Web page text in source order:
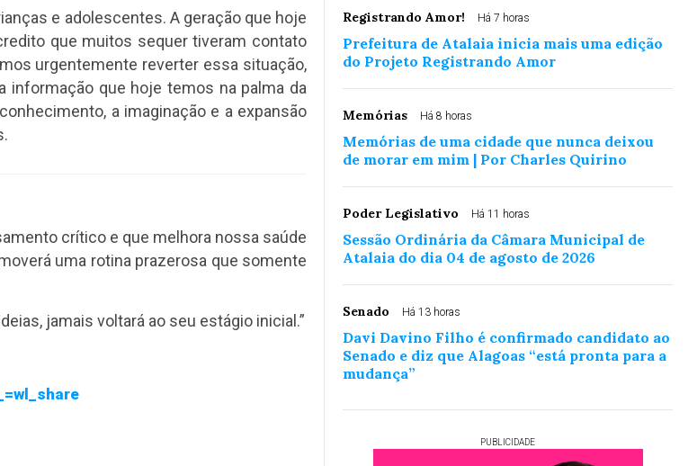
e adolescentes. A geração que hoje
que muitos sequer tiveram contato
urgentemente reverter essa situação,
informação que hoje temos na palma da
a imaginação e a expansão
crítico e que melhora nossa saúde
uma rotina prazerosa que somente
jamais voltará ao seu estágio inicial.”
Registrando Amor! Há 7 horas
Prefeitura de Atalaia inicia mais uma edição
do Projeto Registrando Amor
Memórias Há 8 horas
Memórias de uma cidade que nunca deixou
de morar em mim | Por Charles Quirino
Poder Legislativo Há 11 horas
Sessão Ordinária da Câmara Municipal de
Atalaia do dia 04 de agosto de 2026
Senado Há 13 horas
Davi Davino Filho é confirmado candidato ao
Senado e diz que Alagoas “está pronta para a
mudança”
PUBLICIDADE